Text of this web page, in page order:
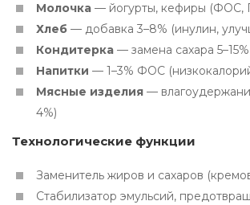
Молочка — йогурты, кефиры (ФОС,
Хлеб — добавка 3–8% (инулин,
Кондитерка — замена сахара
Напитки — 1–3% ФОС
Мясные изделия —
4%)
Технологические функции
Заменитель жиров и сахаров
Стабилизатор эмульсий,